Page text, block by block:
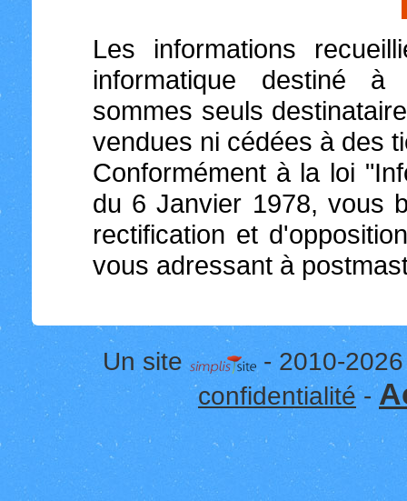
Les informations
informatique destiné à
sommes seuls
vendues ni cédées à des
Conformément à la loi
du 6 Janvier 1978, vous
rectification et
vous adressant à
Un site
- 2010-
confidentialité-